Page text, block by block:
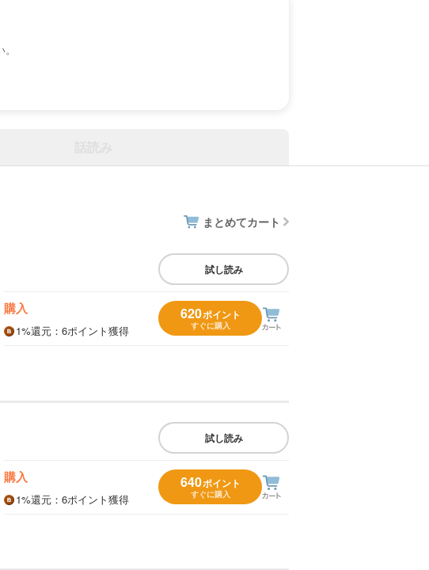
まとめてカート
試し読み
購入
1%還元 ：6ポイント獲得
620ポイント
すぐに購入
試し読み
購入
1%還元 ：6ポイント獲得
640ポイント
すぐに購入